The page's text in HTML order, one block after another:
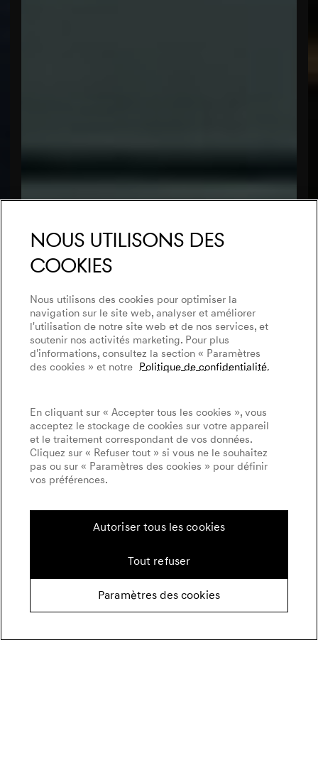
Nous utilisons des
cookies
Nous utilisons des cookies pour optimiser la
navigation sur le site web, analyser et améliorer
l'utilisation de notre site web et de nos services, et
soutenir nos activités marketing. Pour plus
d'informations, consultez la section « Paramètres
des cookies » et notre Politique de confidentialité.
En cliquant sur « Accepter tous les cookies », vous
acceptez le stockage de cookies sur votre appareil
et le traitement correspondant de vos données.
Cliquez sur « Refuser tout » si vous ne le souhaitez
pas ou sur « Paramètres des cookies » pour définir
vos préférences.
Autoriser tous les cookies
Tout refuser
Paramètres des cookies